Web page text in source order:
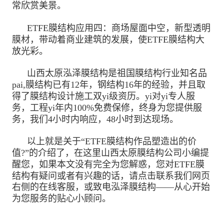
常欣赏美景。
ETFE膜结构应用四：商场屋面中空，新型透明
膜材，带动着商业建筑的发展，使ETFE膜结构大
放光彩。
山西太原泓泽膜结构是祖国膜结构行业知名品
pai,膜结构已有12年，钢结构16年的经验，并且取
得了膜结构设计施工双yi级资历。yi对yi专人服
务，工程yi年内100%免费保修，终身为您提供服
务，我们4小时内响应，48小时到达现场。
以上就是关于“ETFE膜结构作品塑造出的价
值?”的介绍了，在这里山西太原膜结构公司小编提
醒您，如果本文没有完全为您解惑，您对ETFE膜
结构有疑问或者有兴趣的话，请点击联系我们网页
右侧的在线客服，或致电泓泽膜结构——从心开始
为您服务的贴心小顾问。